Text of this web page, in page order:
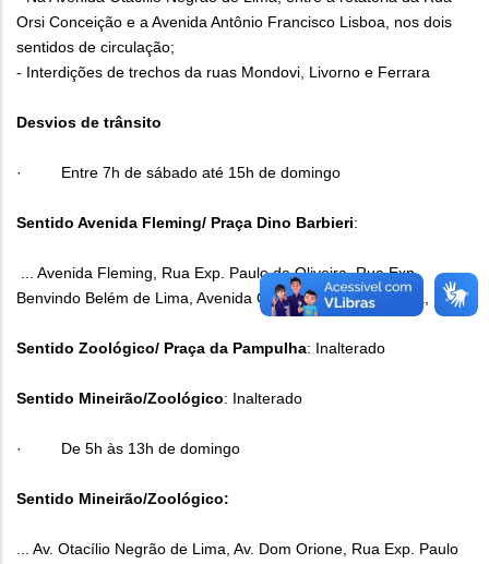
Orsi Conceição e a Avenida Antônio Francisco Lisboa, nos dois
sentidos de circulação;
- Interdições de trechos da ruas Mondovi, Livorno e Ferrara
Desvios de trânsito
· Entre 7h de sábado até 15h de domingo
Sentido Avenida Fleming/ Praça Dino Barbieri:
... Avenida Fleming, Rua Exp. Paulo de Oliveira, Rua Exp.
Benvindo Belém de Lima, Avenida Otacílio Negrão de Lima, ....
Sentido Zoológico/ Praça da Pampulha: Inalterado
Sentido Mineirão/Zoológico: Inalterado
· De 5h às 13h de domingo
Sentido Mineirão/Zoológico:
... Av. Otacílio Negrão de Lima, Av. Dom Orione, Rua Exp. Paulo